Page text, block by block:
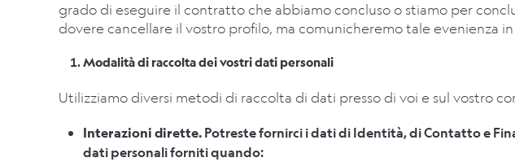
grado di eseguire il contratto che abbiamo concluso o stiamo per
dovere cancellare il vostro profilo, ma comunicheremo tale evenienza
Modalità di raccolta dei vostri dati personali
Utilizziamo diversi metodi di raccolta di dati presso di voi e sul vostro
Interazioni dirette.Potreste fornirci i dati di Identità, di Contatto e
dati personali forniti quando: